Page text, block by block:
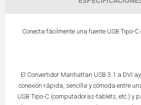
Conecta fácilmente una fuente USB Tipo-
El Convertidor Manhattan USB 3.1 a DVI
conexión rápida, sencilla y cómoda entre
USB Tipo-C (computadoras-tablets, etc.) y